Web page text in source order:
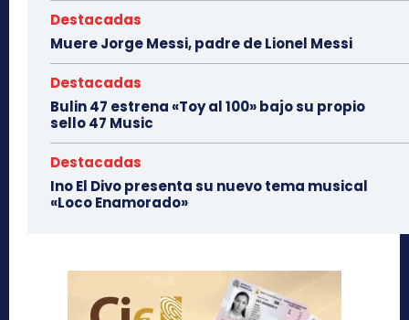
Destacadas
Muere Jorge Messi, padre de Lionel Messi
Destacadas
Bulin 47 estrena «Toy al 100» bajo su propio
sello 47 Music
Destacadas
Ino El Divo presenta su nuevo tema musical
«Loco Enamorado»